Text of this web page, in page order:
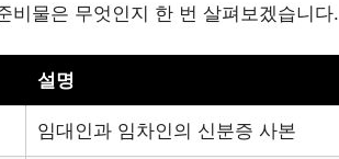
비물은 무엇인지 한 번 살펴보겠습니다.
설명
임대인과 임차인의 신분증 사본